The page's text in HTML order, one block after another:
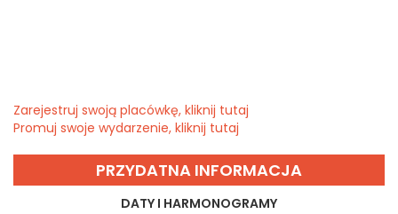
Zarejestruj swoją placówkę, kliknij tutaj
Promuj swoje wydarzenie, kliknij tutaj
PRZYDATNA INFORMACJA
DATY I HARMONOGRAMY